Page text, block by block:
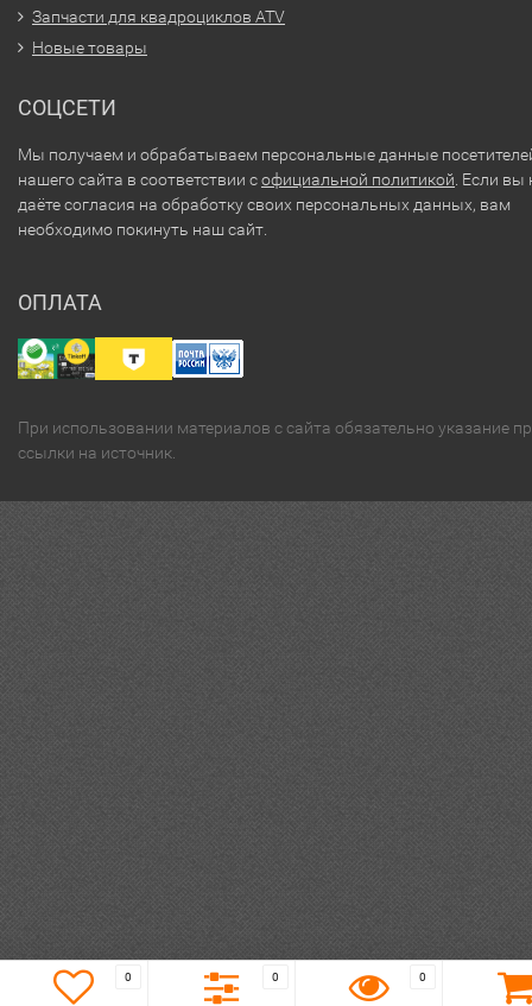
Запчасти для квадроциклов ATV
Новые товары
СОЦСЕТИ
Мы получаем и обрабатываем персональные данные
нашего сайта в соответствии софициальной политикой . Если вы
даёте согласия на обработку своих персональных данных, вам
необходимо покинуть наш сайт.
ОПЛАТА
При использовании материалов с сайта обязательно указание
ссылки на источник.
0 0 0